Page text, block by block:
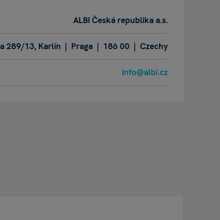
ALBI Česká republika a.s.
289/13, Karlín | Praga | 186 00 | Czechy
info@albi.cz